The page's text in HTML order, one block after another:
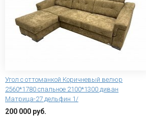
Угол с оттоманкой Коричневый велюр
2560*1780 спальное 2100*1300 диван
Матрица-27 дельфин 1/
200 000 руб.